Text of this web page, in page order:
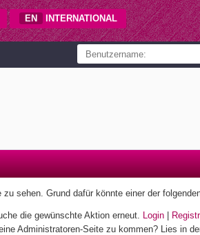
EN INTERNATIONAL
sehen. Grund dafür könnte einer der
die gewünschte Aktion erneut. Login
Administratoren-Seite zu kommen? Lies in